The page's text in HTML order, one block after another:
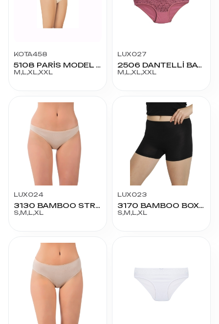
KOTA458
5108 PARİS MODEL MODAL BİKİNİ
M,L,XL,XXL
LUX027
2506 DANTELLİ BATO KÜLOT
M,L,XL,XXL
LUX024
3130 BAMBOO STRİNG KÜLOT
S,M,L,XL
LUX023
3170 BAMBOO BOXER ŞORT
S,M,L,XL